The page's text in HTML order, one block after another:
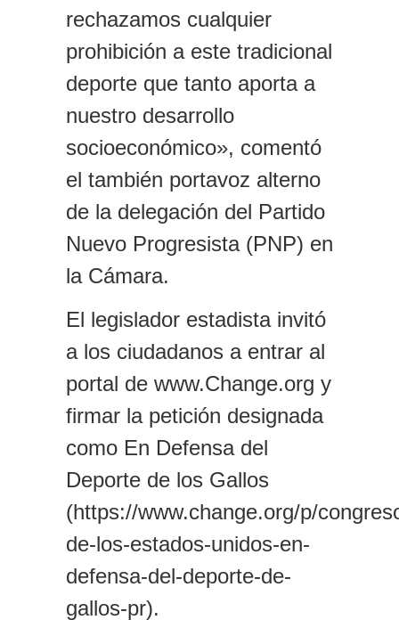
rechazamos cualquier
prohibición a este tradicional
deporte que tanto aporta a
nuestro desarrollo
socioeconómico», comentó
el también portavoz alterno
de la delegación del Partido
Nuevo Progresista (PNP) en
la Cámara.
El legislador estadista invitó
a los ciudadanos a entrar al
portal de www.Change.org y
firmar la petición designada
como En Defensa del
Deporte de los Gallos
(https://www.change.org/p/
de-los-estados-unidos-en-
defensa-del-deporte-de-
gallos-pr).